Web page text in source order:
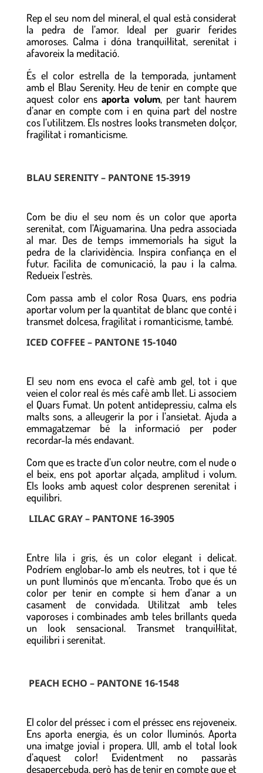
Rep el seu nom del mineral, el qual està considerat
la pedra de l’amor. Ideal per guarir ferides
amoroses. Calma i dóna tranquil·litat, serenitat i
afavoreix la meditació.
És el color estrella de la temporada, juntament
amb el Blau Serenity. Heu de tenir en compte que
aquest color ensaporta volum, per tant haurem
d’anar en compte com i en quina part del nostre
cos l’utilitzem. Els nostres looks transmeten dolçor,
fragilitat i romanticisme.
BLAU SERENITY – PANTONE 15-3919
Com be diu el seu nom és un color que aporta
serenitat, com l’Aiguamarina. Una pedra associada
al mar. Des de temps immemorials ha sigut la
pedra de la clarividència. Inspira confiança en el
futur. Facilita de comunicació, la pau i la calma.
Redueix l’estrès.
Com passa amb el color Rosa Quars, ens podria
aportar volum per la quantitat de blanc que conté i
transmet dolcesa, fragilitat i romanticisme, també.
ICED COFFEE – PANTONE 15-1040
El seu nom ens evoca el cafè amb gel, tot i que
veien el color real és més cafè amb llet. Li associem
el Quars Fumat. Un potent antidepressiu, calma els
malts sons, a alleugerir la por i l’ansietat. Ajuda a
emmagatzemar bé la informació per poder
recordar-la més endavant.
Com que es tracte d’un color neutre, com el nude o
el beix, ens pot aportar alçada, amplitud i volum.
Els looks amb aquest color desprenen serenitat i
equilibri.
LILAC GRAY – PANTONE 16-3905
Entre lila i gris, és un color elegant i delicat.
Podríem englobar-lo amb els neutres, tot i que té
un punt lluminós que m’encanta. Trobo que és un
color per tenir en compte si hem d’anar a un
casament de convidada. Utilitzat amb teles
vaporoses i combinades amb teles brillants queda
un look sensacional. Transmet tranquil·litat,
equilibri i serenitat.
PEACH ECHO – PANTONE 16-1548
El color del préssec i com el préssec ens rejoveneix.
Ens aporta energia, és un color lluminós. Aporta
una imatge jovial i propera. Ull, amb el total look
d’aquest color! Evidentment no passaràs
desapercebuda, però has de tenir en compte que et